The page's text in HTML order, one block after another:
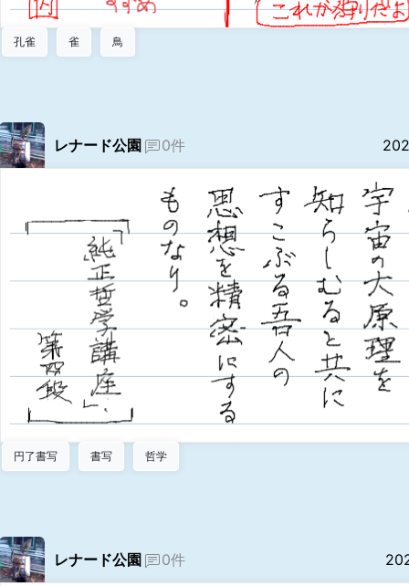
孔雀 雀 鳥
レナード公園 0件
円了書写 書写 哲学
レナード公園 0件